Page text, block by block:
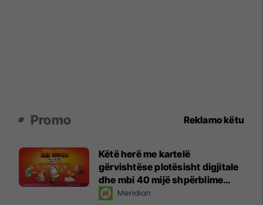
Promo Reklamo këtu
Këtë herë me kartelë
gërvishtëse plotësisht digjitale
dhe mbi 40 mijë shpërblime
instant!Meridian